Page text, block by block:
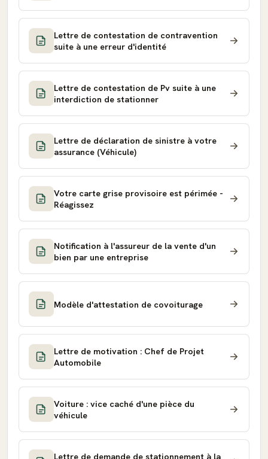
Lettre de contestation de contravention
suite à une erreur d'identité
Lettre de contestation de Pv suite à une
interdiction de stationner
Lettre de déclaration de sinistre à votre
assurance (Véhicule)
Votre carte grise provisoire est périmée -
Réagissez
Notification à l'assureur de la vente d'un
bien par une entreprise
Modèle d'attestation de covoiturage
Lettre de motivation : Chef de Projet
Automobile
Voiture : vice caché d'une pièce du
véhicule
Lettre de demande de stationnement à la